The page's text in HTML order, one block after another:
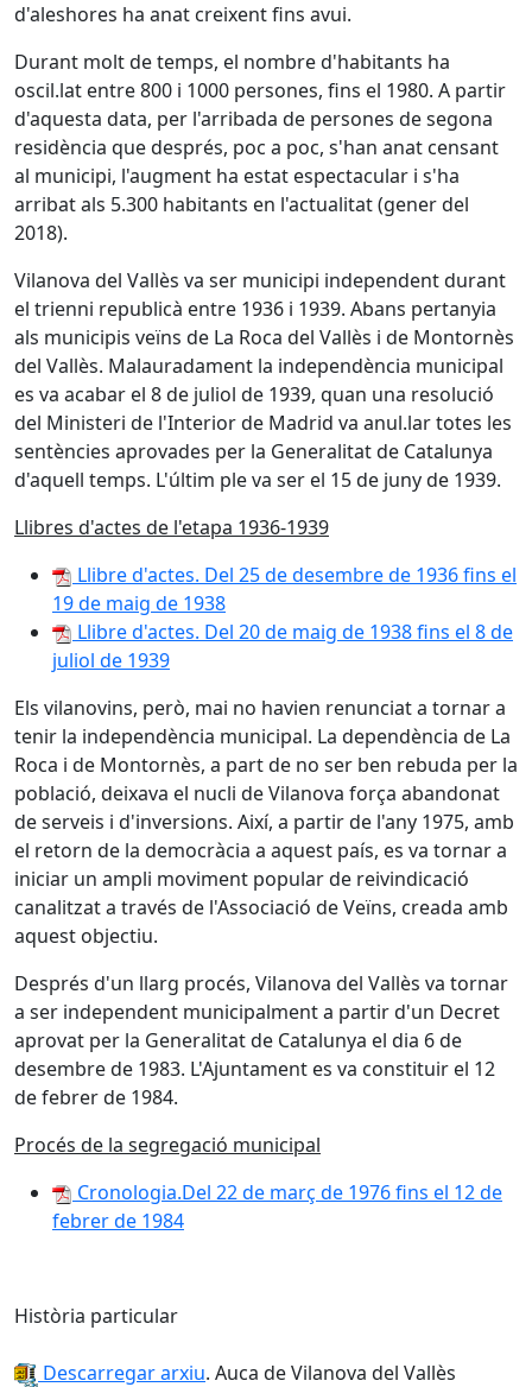
d'aleshores ha anat creixent fins avui.
Durant molt de temps, el nombre d'habitants ha
oscil.lat entre 800 i 1000 persones, fins el 1980. A partir
d'aquesta data, per l'arribada de persones de segona
residència que després, poc a poc, s'han anat censant
al municipi, l'augment ha estat espectacular i s'ha
arribat als 5.300 habitants en l'actualitat (gener del
2018).
Vilanova del Vallès va ser municipi independent durant
el trienni republicà entre 1936 i 1939. Abans pertanyia
als municipis veïns de La Roca del Vallès i de Montornès
del Vallès. Malauradament la independència municipal
es va acabar el 8 de juliol de 1939, quan una resolució
del Ministeri de l'Interior de Madrid va anul.lar totes les
sentències aprovades per la Generalitat de Catalunya
d'aquell temps. L'últim ple va ser el 15 de juny de 1939.
Llibres d'actes de l'etapa 1936-1939
Llibre d'actes. Del 25 de desembre de 1936 fins el
19 de maig de 1938
Llibre d'actes. Del 20 de maig de 1938 fins el 8 de
juliol de 1939
Els vilanovins, però, mai no havien renunciat a tornar a
tenir la independència municipal. La dependència de La
Roca i de Montornès, a part de no ser ben rebuda per la
població, deixava el nucli de Vilanova força abandonat
de serveis i d'inversions. Així, a partir de l'any 1975, amb
el retorn de la democràcia a aquest país, es va tornar a
iniciar un ampli moviment popular de reivindicació
canalitzat a través de l'Associació de Veïns, creada amb
aquest objectiu.
Després d'un llarg procés, Vilanova del Vallès va tornar
a ser independent municipalment a partir d'un Decret
aprovat per la Generalitat de Catalunya el dia 6 de
desembre de 1983. L'Ajuntament es va constituir el 12
de febrer de 1984.
Procés de la segregació municipal
Cronologia.Del 22 de març de 1976 fins el 12 de
febrer de 1984
Història particular
Descarregar arxiu. Auca de Vilanova del Vallès